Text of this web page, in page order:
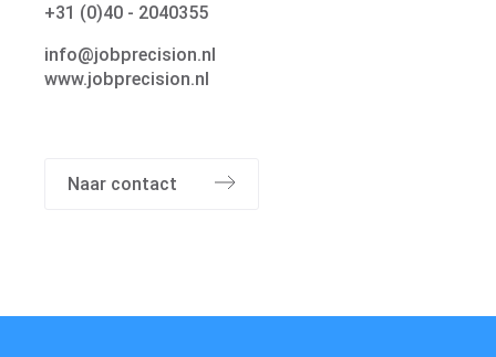
+31 (0)40 - 2040355
info@jobprecision.nl
www.jobprecision.nl
Naar contact